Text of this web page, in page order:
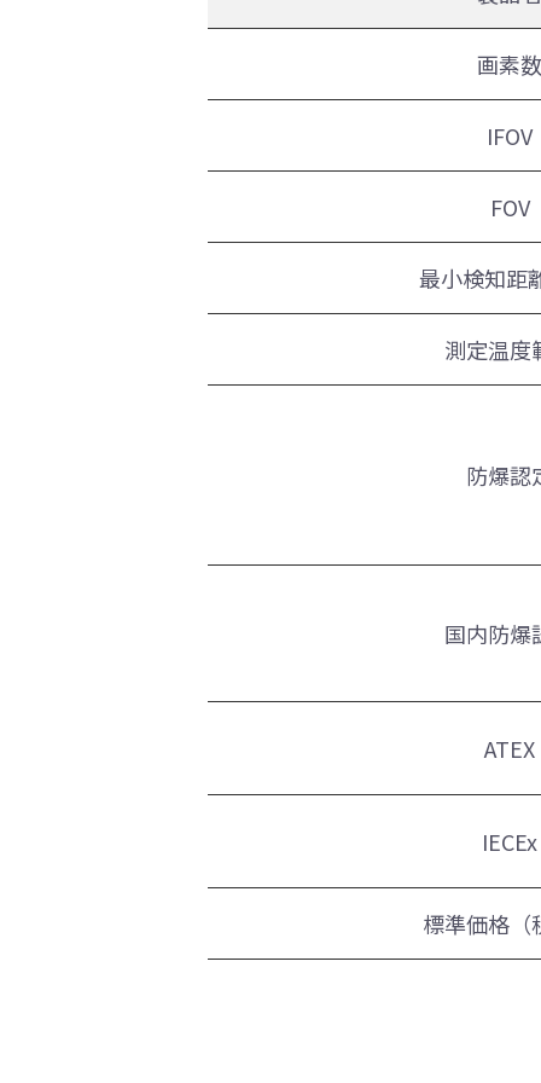
画素数
IFOV
FOV
最小検知距
測定温度
防爆認
国内防爆
ATEX
IECEx
標準価格（